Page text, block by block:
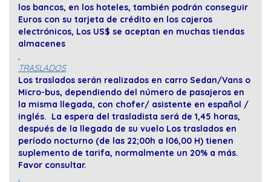
los bancos, en los hoteles, también podrán conseguir
Euros con su tarjeta de crédito en los cajeros
electrónicos, Los US$ se aceptan en muchas tiendas
almacenes
.
TRASLADOS
Los traslados serán realizados en carro Sedan/Vans o
Micro-bus, dependiendo del número de pasajeros en
la misma llegada, con chofer/ asistente en español /
inglés. La espera del trasladista será de 1,45 horas,
después de la llegada de su vuelo Los traslados en
período nocturno (de las 22;00h a l06,00 H) tienen
suplemento de tarifa, normalmente un 20% a más.
Favor consultar.
.